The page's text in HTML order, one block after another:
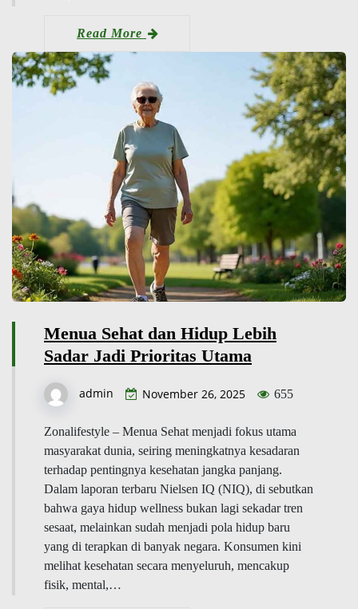
Read More
Menua Sehat dan Hidup Lebih
Sadar Jadi Prioritas Utama
admin November 26, 2025 655
Zonalifestyle – Menua Sehat menjadi fokus utama
masyarakat dunia, seiring meningkatnya kesadaran
terhadap pentingnya kesehatan jangka panjang.
Dalam laporan terbaru Nielsen IQ (NIQ), di sebutkan
bahwa gaya hidup wellness bukan lagi sekadar tren
sesaat, melainkan sudah menjadi pola hidup baru
yang di terapkan di banyak negara. Konsumen kini
melihat kesehatan secara menyeluruh, mencakup
fisik, mental,…